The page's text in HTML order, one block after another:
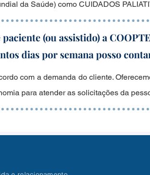
da Saúde) como CUIDADOS
(ou assistido) a
dias por semana posso
com a demanda do cliente.
para atender as solicitações da